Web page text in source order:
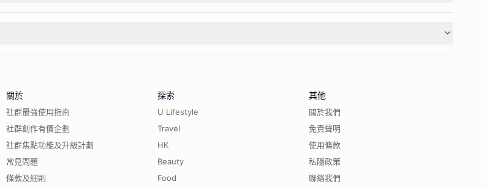
關於
社群最強使用指南
社群創作有價企劃
社群焦點功能及升級計劃
常見問題
條款及細則
探索
U Lifestyle
Travel
HK
Beauty
Food
其他
關於我們
免責聲明
使用條款
私隱政策
聯絡我們